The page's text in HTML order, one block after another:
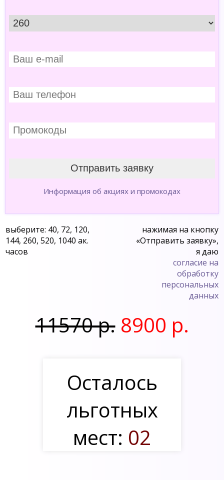
Информация об акциях и промокодах
выберите: 40, 72, 120,
144, 260, 520, 1040 ак.
часов
нажимая на кнопку
«Отправить заявку»,
я даю
согласие на
обработку
персональных
данных
11570 р. 8900 р.
Осталось
льготных
мест: 02